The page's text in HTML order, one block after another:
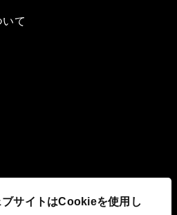
ブサイトはCookieを使用し
て
組み